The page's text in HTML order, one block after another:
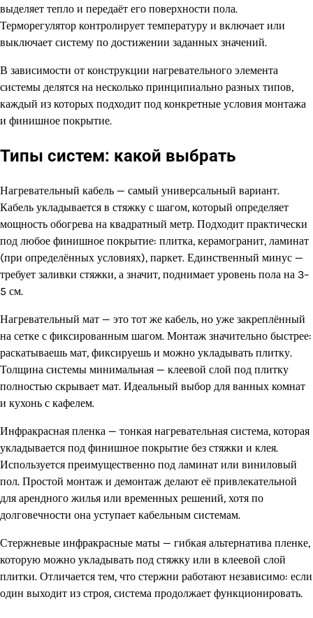
выделяет тепло и передаёт его поверхности пола.
Терморегулятор контролирует температуру и включает или
выключает систему по достижении заданных значений.
В зависимости от конструкции нагревательного элемента
системы делятся на несколько принципиально разных типов,
каждый из которых подходит под конкретные условия монтажа
и финишное покрытие.
Типы систем: какой выбрать
Нагревательный кабель — самый универсальный вариант.
Кабель укладывается в стяжку с шагом, который определяет
мощность обогрева на квадратный метр. Подходит практически
под любое финишное покрытие: плитка, керамогранит, ламинат
(при определённых условиях), паркет. Единственный минус —
требует заливки стяжки, а значит, поднимает уровень пола на 3–
5 см.
Нагревательный мат — это тот же кабель, но уже закреплённый
на сетке с фиксированным шагом. Монтаж значительно быстрее:
раскатываешь мат, фиксируешь и можно укладывать плитку.
Толщина системы минимальная — клеевой слой под плитку
полностью скрывает мат. Идеальный выбор для ванных комнат
и кухонь с кафелем.
Инфракрасная пленка — тонкая нагревательная система, которая
укладывается под финишное покрытие без стяжки и клея.
Используется преимущественно под ламинат или виниловый
пол. Простой монтаж и демонтаж делают её привлекательной
для арендного жилья или временных решений, хотя по
долговечности она уступает кабельным системам.
Стержневые инфракрасные маты — гибкая альтернатива пленке,
которую можно укладывать под стяжку или в клеевой слой
плитки. Отличается тем, что стержни работают независимо: если
один выходит из строя, система продолжает функционировать.